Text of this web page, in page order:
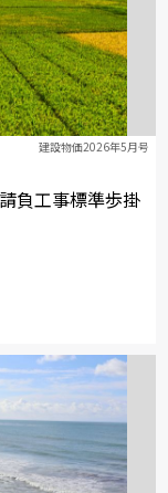
建設物価2026年5月号
負工事標準歩掛